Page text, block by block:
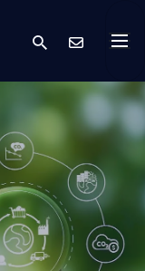
search